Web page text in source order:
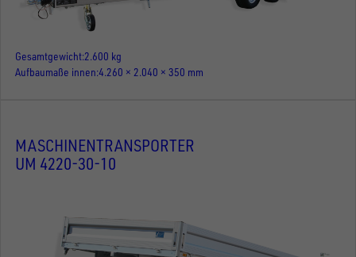
Gesamtgewicht 2.600 kg
Aufbaumaße innen 4.260 × 2.040 × 350 mm
MASCHINENTRANSPORTER
UM 4220-30-10